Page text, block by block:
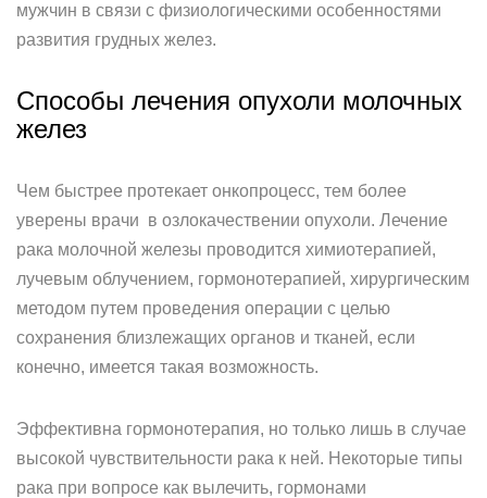
мужчин в связи с физиологическими особенностями
развития грудных желез.
Способы лечения опухоли молочных
желез
Чем быстрее протекает онкопроцесс, тем более
уверены врачи в озлокачествении опухоли. Лечение
рака молочной железы проводится химиотерапией,
лучевым облучением, гормонотерапией, хирургическим
методом путем проведения операции с целью
сохранения близлежащих органов и тканей, если
конечно, имеется такая возможность.
Эффективна гормонотерапия, но только лишь в случае
высокой чувствительности рака к ней. Некоторые типы
рака при вопросе как вылечить, гормонами